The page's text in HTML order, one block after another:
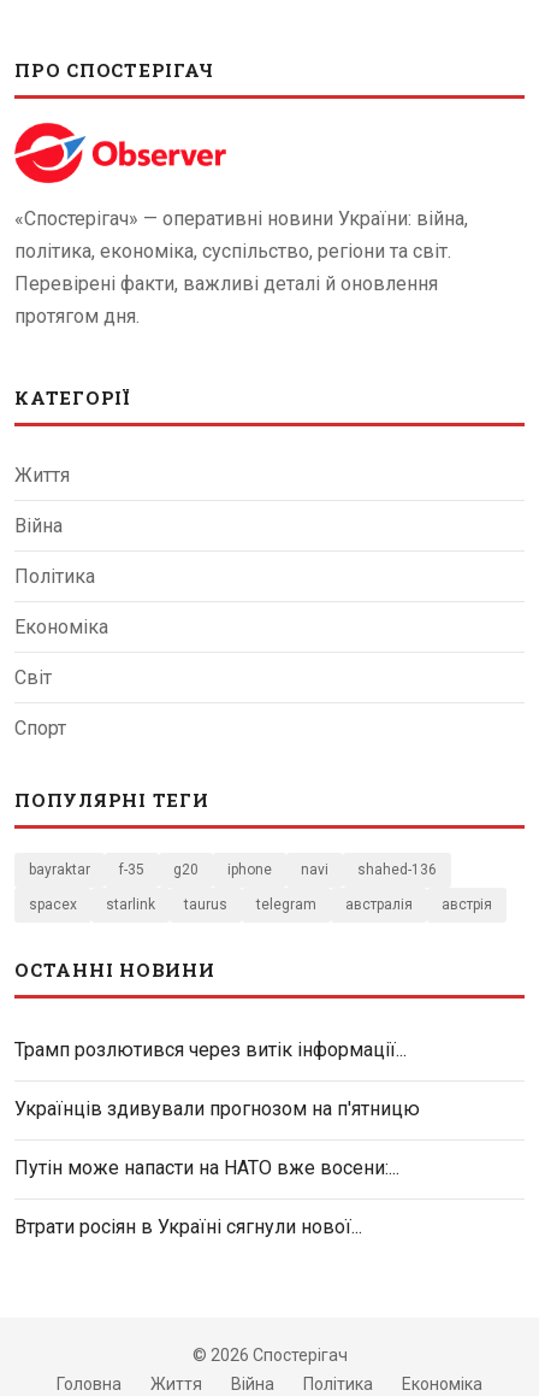
ПРО СПОСТЕРІГАЧ
«Спостерігач» — оперативні новини України: війна,
політика, економіка, суспільство, регіони та світ.
Перевірені факти, важливі деталі й оновлення
протягом дня.
КАТЕГОРІЇ
Життя
Війна
Політика
Економіка
Світ
Спорт
ПОПУЛЯРНІ ТЕГИ
bayraktar f-35 g20 iphone navi shahed-136
spacex starlink taurus telegram австралія австрія
ОСТАННІ НОВИНИ
Трамп розлютився через витік інформації...
Українців здивували прогнозом на п'ятницю
Путін може напасти на НАТО вже восени:...
Втрати росіян в Україні сягнули нової...
© 2026 Спостерігач
Головна
Життя Війна Політика Економіка